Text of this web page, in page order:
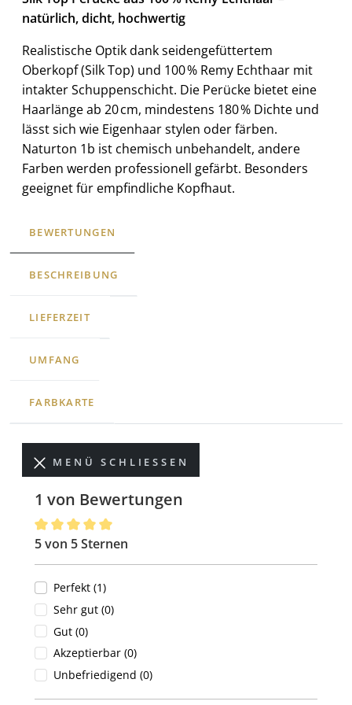
natürlich, dicht, hochwertig
Realistische Optik dank seidengefüttertem
Oberkopf (Silk Top) und 100 % Remy Echthaar mit
intakter Schuppenschicht. Die Perücke bietet eine
Haarlänge ab 20 cm, mindestens 180 % Dichte und
lässt sich wie Eigenhaar stylen oder färben.
Naturton 1b ist chemisch unbehandelt, andere
Farben werden professionell gefärbt. Besonders
geeignet für empfindliche Kopfhaut.
BEWERTUNGEN
BESCHREIBUNG
LIEFERZEIT
UMFANG
FARBKARTE
MENÜ SCHLIESSEN
1 von Bewertungen
Durchschnittliche Bewertung von 5 von 5 Sternen
5 von 5 Sternen
Perfekt (1)
Sehr gut (0)
Gut (0)
Akzeptierbar (0)
Unbefriedigend (0)